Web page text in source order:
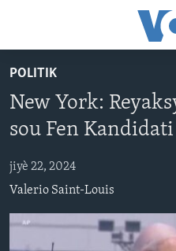
to
main
content
to
main
Skip
LÈZETAZINI
AMERIK LATIN
ENTÈNASYONAL
VIDEO
FLASHPOINT IKRÈN
POLITIK
New York:
sou Fen
jiyè 22, 2024
Valerio Saint-Louis